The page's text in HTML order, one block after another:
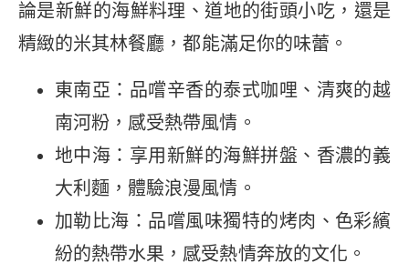
論是新鮮的海鮮料理、道地的街頭小吃，還是
精緻的米其林餐廳，都能滿足你的味蕾。
東南亞：品嚐辛香的泰式咖哩、清爽的越
南河粉，感受熱帶風情。
地中海：享用新鮮的海鮮拼盤、香濃的義
大利麵，體驗浪漫風情。
加勒比海：品嚐風味獨特的烤肉、色彩繽
紛的熱帶水果，感受熱情奔放的文化。